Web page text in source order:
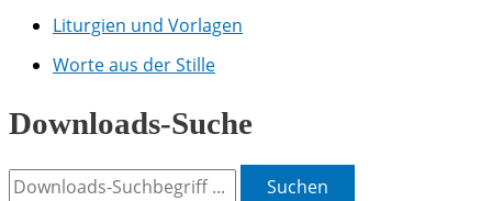
Liturgien und Vorlagen
Worte aus der Stille
Downloads-Suche
Suchen